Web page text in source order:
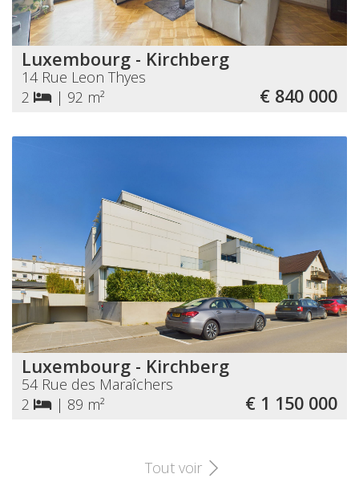
Luxembourg - Kirchberg
14 Rue Leon Thyes
2
| 92 m² € 840 000
Luxembourg - Kirchberg
54 Rue des Maraîchers
2
| 89 m² € 1 150 000
Tout voir